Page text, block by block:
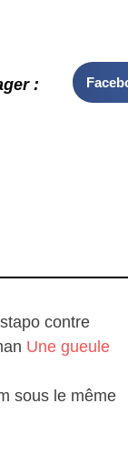
:
contre
Une gueule
sous le même